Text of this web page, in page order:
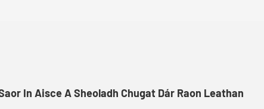
In Aisce A Sheoladh Chugat Dár Raon Leathan